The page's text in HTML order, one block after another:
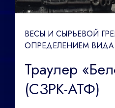
ВЕСЫ И СЫРЬЕВОЙ
ОПРЕДЕЛЕНИЕМ
Траулер
(СЗРК-АТФ)